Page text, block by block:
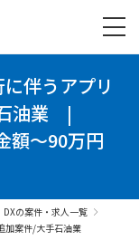
伴うアプリ
油業 |
額～90万円
DXの案件・求人一覧
加案件/大手石油業